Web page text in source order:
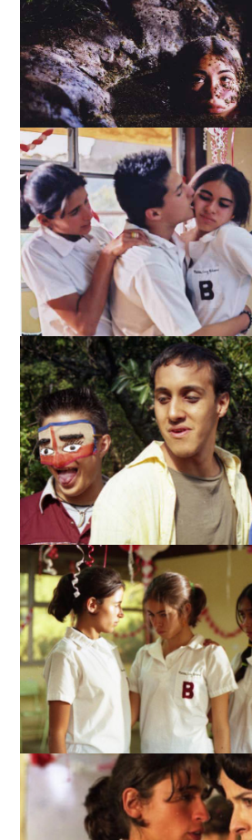
LA NIÑA EN LA PIEDRA, NADIE
INTERNET
LA NIÑA EN LA PIEDRA, NADIE
INTERNET
LA NIÑA EN LA PIEDRA, NADIE
INTERNET
LA NIÑA EN LA PIEDRA, NADIE